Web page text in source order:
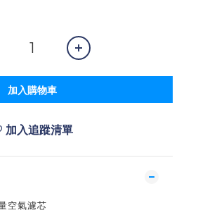
加入購物車
加入追蹤清單
空氣濾芯